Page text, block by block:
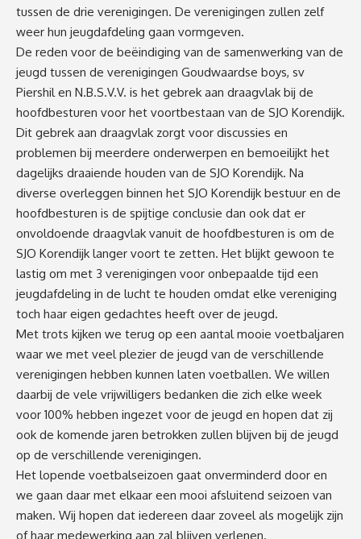
tussen de drie verenigingen. De verenigingen zullen zelf
weer hun jeugdafdeling gaan vormgeven.
De reden voor de beëindiging van de samenwerking van de
jeugd tussen de verenigingen Goudwaardse boys, sv
Piershil en N.B.S.V.V. is het gebrek aan draagvlak bij de
hoofdbesturen voor het voortbestaan van de SJO Korendijk.
Dit gebrek aan draagvlak zorgt voor discussies en
problemen bij meerdere onderwerpen en bemoeilijkt het
dagelijks draaiende houden van de SJO Korendijk. Na
diverse overleggen binnen het SJO Korendijk bestuur en de
hoofdbesturen is de spijtige conclusie dan ook dat er
onvoldoende draagvlak vanuit de hoofdbesturen is om de
SJO Korendijk langer voort te zetten. Het blijkt gewoon te
lastig om met 3 verenigingen voor onbepaalde tijd een
jeugdafdeling in de lucht te houden omdat elke vereniging
toch haar eigen gedachtes heeft over de jeugd.
Met trots kijken we terug op een aantal mooie voetbaljaren
waar we met veel plezier de jeugd van de verschillende
verenigingen hebben kunnen laten voetballen. We willen
daarbij de vele vrijwilligers bedanken die zich elke week
voor 100% hebben ingezet voor de jeugd en hopen dat zij
ook de komende jaren betrokken zullen blijven bij de jeugd
op de verschillende verenigingen.
Het lopende voetbalseizoen gaat onverminderd door en
we gaan daar met elkaar een mooi afsluitend seizoen van
maken. Wij hopen dat iedereen daar zoveel als mogelijk zijn
of haar medewerking aan zal blijven verlenen.